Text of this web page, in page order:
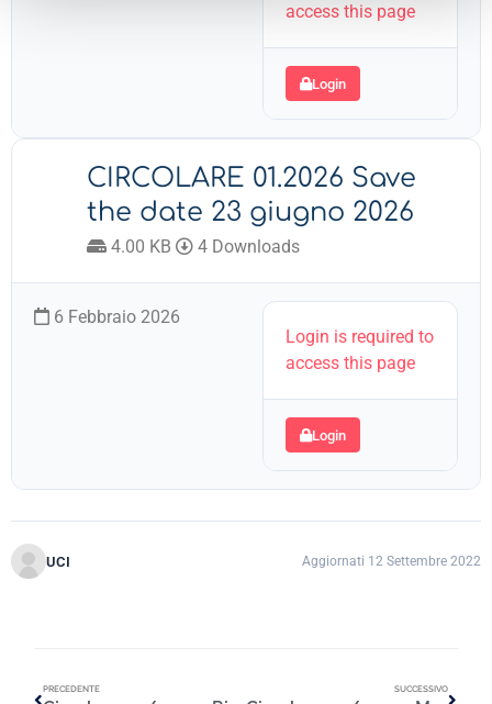
access this page
Login
CIRCOLARE 01.2026 Save
the date 23 giugno 2026
4.00 KB 4 Downloads
6 Febbraio 2026
Login is required to
access this page
Login
UCI Aggiornati 12 Settembre 2022
PRECEDENTE SUCCESSIVO